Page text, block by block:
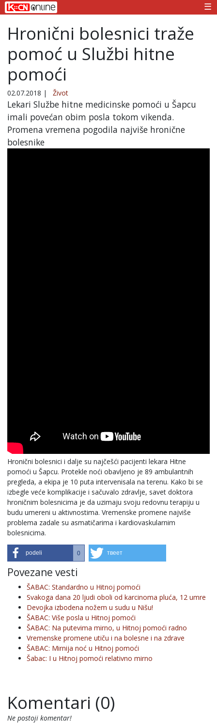
☰
Hronični bolesnici traže
pomoć u Službi hitne
pomoći
02.07.2018 | Život
Lekari Službe hitne medicinske pomoći u Šapcu
imali povećan obim posla tokom vikenda.
Promena vremena pogodila najviše hronične
bolesnike
Hronični bolesnici i dalje su najčešći pacijenti lekara Hitne
pomoći u Šapcu. Protekle noći obavljeno je 89 ambulantnih
pregleda, a ekipa je 10 puta intervenisala na terenu. Kako bi se
izbegle veće komplikacije i sačuvalo zdravlje, savet doktora
hroničnim bolesnicima je da uzimaju svoju redovnu terapiju u
budu umereni u aktivnostima. Vremenske promene najviše
problema zadale su asmatičarima i kardiovaskularnim
bolesnicima.
podeli 0 твеет
Povezane vesti
ŠABAC: Standardno u Hitnoj pomoći
Svakoga dana 20 ljudi oboli od karcinoma pluća, 12 umre
Devojka izbodena nožem u sudu u Nišu!
ŠABAC: Više posla u Hitnoj pomoći
ŠABAC: Na putevima mirno, u Hitnoj pomoći radno
Vremenske promene utiču i na bolesne i na zdrave
ŠABAC: Mirnija noć u Hitnoj pomoći
Šabac: I u Hitnoj pomoći relativno mirno
Komentari (0)
Ne postoji komentar!